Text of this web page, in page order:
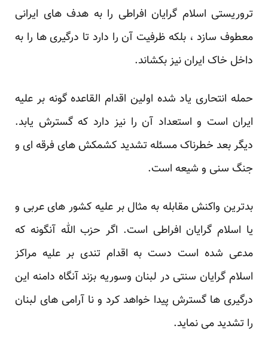
تروریستی اسلام گرایان افراطی را به هدف های ایرانی
معطوف سازد ، بلکه ظرفیت آن را دارد تا درگیری ها را به
داخل خاک ایران نیز بکشاند.
حمله انتحاری یاد شده اولین اقدام القاعده گونه بر علیه
ایران است و استعداد آن را نیز دارد که گسترش یابد.
دیگر بعد خطرناک مسئله تشدید کشمکش های فرقه ای و
جنگ سنی و شیعه است.
بدترین واکنش مقابله به مثال بر علیه کشور های عربی و
یا اسلام گرایان افراطی است. اگر حزب الله آنگونه که
مدعی شده است دست به اقدام تندی بر علیه مراکز
اسلام گرایان سنتی در لبنان وسوریه بزند آنگاه دامنه این
درگیری ها گسترش پیدا خواهد کرد و نا آرامی های لبنان
را تشدید می نماید.